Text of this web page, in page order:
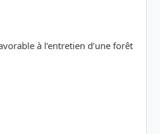
à l’entretien d’une forêt